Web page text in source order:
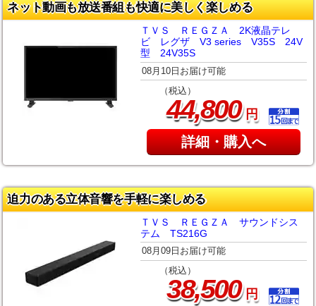
ネット動画も放送番組も快適に美しく楽しめる
ＴＶＳ ＲＥＧＺＡ 2K液晶テレ
ビ レグザ V3 series V35S 24V
型 24V35S
08月10日お届け可能
（税込）
44,800円
詳細・購入へ
迫力のある立体音響を手軽に楽しめる
ＴＶＳ ＲＥＧＺＡ サウンドシス
テム TS216G
08月09日お届け可能
（税込）
38,500円